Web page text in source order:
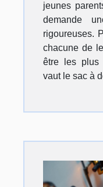
jeunes
demande
rigoureuses.
chacune de
être les plus
vaut le sac à